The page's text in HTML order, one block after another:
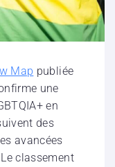
Map publiée
une
en
des
avancées
classement